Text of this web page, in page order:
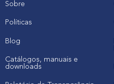
Sobre
Políticas
Blog
Catálogos, manuais e
downloads